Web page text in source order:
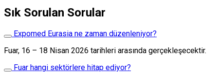
Sık Sorulan Sorular
Expomed Eurasia ne zaman düzenleniyor?
Fuar, 16 – 18 Nisan 2026 tarihleri arasında gerçekleşecektir.
Fuar hangi sektörlere hitap ediyor?